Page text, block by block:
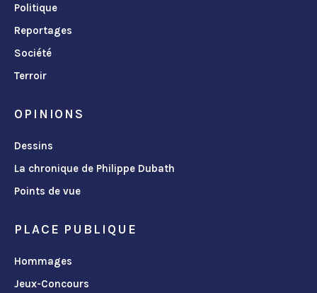
Politique
Reportages
Société
Terroir
OPINIONS
Dessins
La chronique de Philippe Dubath
Points de vue
PLACE PUBLIQUE
Hommages
Jeux-Concours